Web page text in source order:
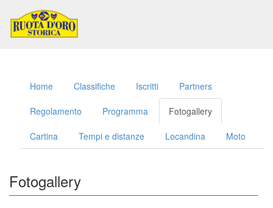
Home Classifiche Iscritti Partners
Regolamento Programma Fotogallery
Cartina Tempi e distanze Locandina Moto
Fotogallery